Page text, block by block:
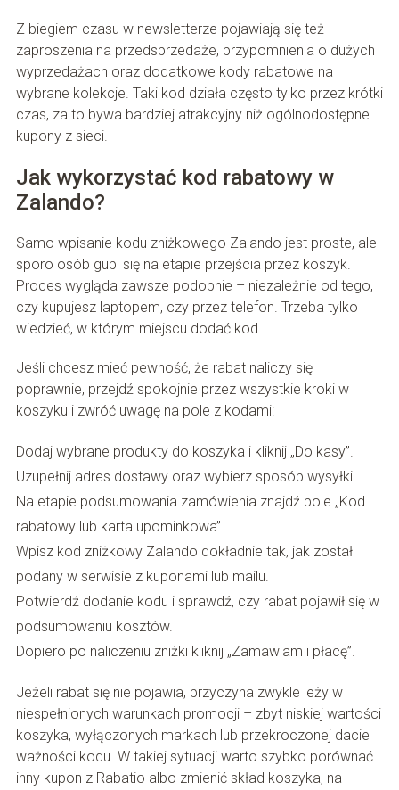
Z biegiem czasu w newsletterze pojawiają się też
zaproszenia na przedsprzedaże, przypomnienia o dużych
wyprzedażach oraz dodatkowe kody rabatowe na
wybrane kolekcje. Taki kod działa często tylko przez krótki
czas, za to bywa bardziej atrakcyjny niż ogólnodostępne
kupony z sieci.
Jak wykorzystać kod rabatowy w
Zalando?
Samo wpisanie kodu zniżkowego Zalando jest proste, ale
sporo osób gubi się na etapie przejścia przez koszyk.
Proces wygląda zawsze podobnie – niezależnie od tego,
czy kupujesz laptopem, czy przez telefon. Trzeba tylko
wiedzieć, w którym miejscu dodać kod.
Jeśli chcesz mieć pewność, że rabat naliczy się
poprawnie, przejdź spokojnie przez wszystkie kroki w
koszyku i zwróć uwagę na pole z kodami:
Dodaj wybrane produkty do koszyka i kliknij „Do kasy”.
Uzupełnij adres dostawy oraz wybierz sposób wysyłki.
Na etapie podsumowania zamówienia znajdź pole „Kod
rabatowy lub karta upominkowa”.
Wpisz kod zniżkowy Zalando dokładnie tak, jak został
podany w serwisie z kuponami lub mailu.
Potwierdź dodanie kodu i sprawdź, czy rabat pojawił się w
podsumowaniu kosztów.
Dopiero po naliczeniu zniżki kliknij „Zamawiam i płacę”.
Jeżeli rabat się nie pojawia, przyczyna zwykle leży w
niespełnionych warunkach promocji – zbyt niskiej wartości
koszyka, wyłączonych markach lub przekroczonej dacie
ważności kodu. W takiej sytuacji warto szybko porównać
inny kupon z Rabatio albo zmienić skład koszyka, na